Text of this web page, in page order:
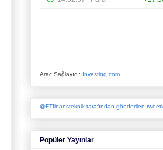
Araç Sağlayıcı: Investing.com
@FTfinansteknik tarafından gönderilen
Popüler Yayınlar